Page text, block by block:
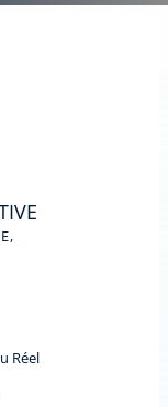
Réel